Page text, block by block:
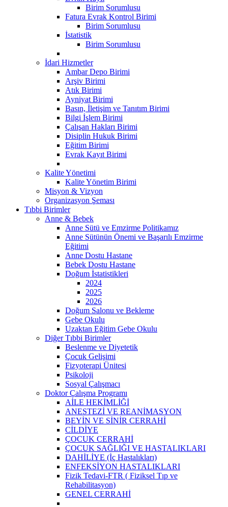
Birim Sorumlusu
Fatura Evrak Kontrol Birimi
Birim Sorumlusu
İstatistik
Birim Sorumlusu
İdari Hizmetler
Ambar Depo Birimi
Arşiv Birimi
Atık Birimi
Ayniyat Birimi
Basın, İletişim ve Tanıtım Birimi
Bilgi İşlem Birimi
Çalışan Hakları Birimi
Disiplin Hukuk Birimi
Eğitim Birimi
Evrak Kayıt Birimi
Kalite Yönetimi
Kalite Yönetim Birimi
Misyon & Vizyon
Organizasyon Şeması
Tıbbi Birimler
Anne & Bebek
Anne Sütü ve Emzirme Politikamız
Anne Sütünün Önemi ve Başarılı Emzirme
Eğitimi
Anne Dostu Hastane
Bebek Dostu Hastane
Doğum İstatistikleri
2024
2025
2026
Doğum Salonu ve Bekleme
Gebe Okulu
Uzaktan Eğitim Gebe Okulu
Diğer Tıbbi Birimler
Beslenme ve Diyetetik
Çocuk Gelişimi
Fizyoterapi Ünitesi
Psikoloji
Sosyal Çalışmacı
Doktor Çalışma Programı
AİLE HEKİMLİĞİ
ANESTEZİ VE REANİMASYON
BEYİN VE SİNİR CERRAHİ
CİLDİYE
ÇOCUK CERRAHİ
ÇOCUK SAĞLIĞI VE HASTALIKLARI
DAHİLİYE (İç Hastalıkları)
ENFEKSİYON HASTALIKLARI
Fizik Tedavi-FTR ( Fiziksel Tıp ve
Rehabilitasyon)
GENEL CERRAHİ